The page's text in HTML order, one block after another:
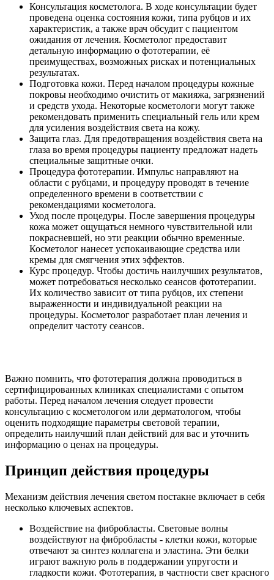
Консультация косметолога. В ходе консультации будет
проведена оценка состояния кожи, типа рубцов и их
характеристик, а также врач обсудит с пациентом
ожидания от лечения. Косметолог предоставит
детальную информацию о фототерапии, её
преимуществах, возможных рисках и потенциальных
результатах.
Подготовка кожи. Перед началом процедуры кожные
покровы необходимо очистить от макияжа, загрязнений
и средств ухода. Некоторые косметологи могут также
рекомендовать применить специальный гель или крем
для усиления воздействия света на кожу.
Защита глаз. Для предотвращения воздействия света на
глаза во время процедуры пациенту предложат надеть
специальные защитные очки.
Процедура фототерапии. Импульс направляют на
области с рубцами, и процедуру проводят в течение
определенного времени в соответствии с
рекомендациями косметолога.
Уход после процедуры. После завершения процедуры
кожа может ощущаться немного чувствительной или
покрасневшей, но эти реакции обычно временные.
Косметолог нанесет успокаивающие средства или
кремы для смягчения этих эффектов.
Курс процедур. Чтобы достичь наилучших результатов,
может потребоваться несколько сеансов фототерапии.
Их количество зависит от типа рубцов, их степени
выраженности и индивидуальной реакции на
процедуры. Косметолог разработает план лечения и
определит частоту сеансов.
Важно помнить, что фототерапия должна проводиться в
сертифицированных клиниках специалистами с опытом
работы. Перед началом лечения следует провести
консультацию с косметологом или дерматологом, чтобы
оценить подходящие параметры световой терапии,
определить наилучший план действий для вас и уточнить
информацию о ценах на процедуры.
Принцип действия процедуры
Механизм действия лечения светом постакне включает в себя
несколько ключевых аспектов.
Воздействие на фибробласты. Световые волны
воздействуют на фибробласты - клетки кожи, которые
отвечают за синтез коллагена и эластина. Эти белки
играют важную роль в поддержании упругости и
гладкости кожи. Фототерапия, в частности свет красного